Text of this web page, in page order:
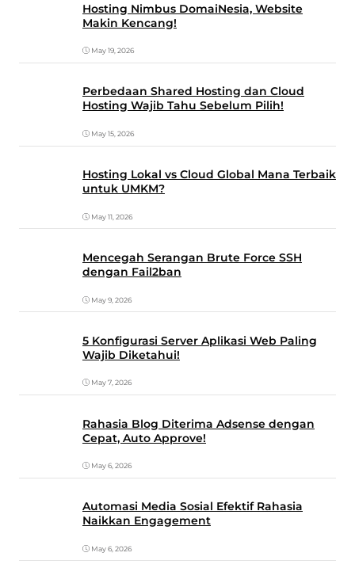
Hosting Nimbus DomaiNesia, Website
Makin Kencang!
May 19, 2026
Perbedaan Shared Hosting dan Cloud
Hosting Wajib Tahu Sebelum Pilih!
May 15, 2026
Hosting Lokal vs Cloud Global Mana Terbaik
untuk UMKM?
May 11, 2026
Mencegah Serangan Brute Force SSH
dengan Fail2ban
May 9, 2026
5 Konfigurasi Server Aplikasi Web Paling
Wajib Diketahui!
May 7, 2026
Rahasia Blog Diterima Adsense dengan
Cepat, Auto Approve!
May 6, 2026
Automasi Media Sosial Efektif Rahasia
Naikkan Engagement
May 6, 2026